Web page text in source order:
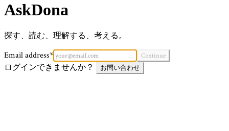
AskDona
探す、読む、理解する、考える。
Email address*
Continue
ログインできませんか？ お問い合わせ